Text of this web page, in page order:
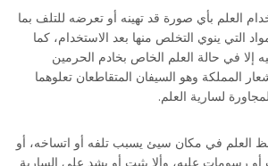
العلم بأي صورة قد تهينه أو تعرضه للتلف بما
التي ينوي التخلص منها بعد الاستخدام، كما
في حالة العلم الخاص بخادم الحرمين
المملكة وهو السيفان المتقاطعان تعلوهما
لسارية العلم.
العلم في مكان سيئ يسبب تلفه أو اتساخه، أو
رسومات عليه، وألا يثبت أو يشد على السارية